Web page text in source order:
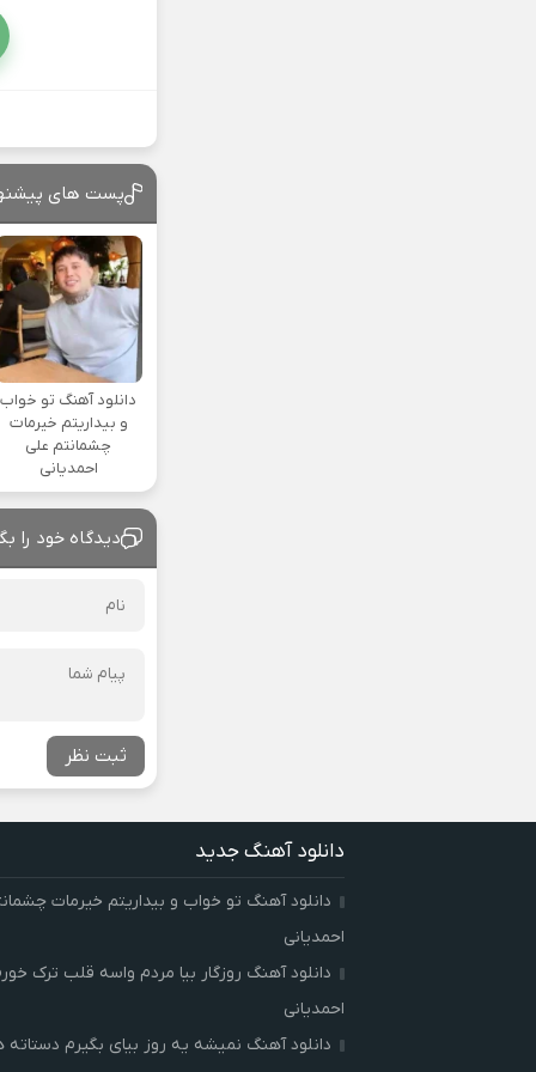
پست های
دانلود آهنگ تو خواب
و بیداریتم خیرمات
چشمانتم علی
احمدیانی
دیدگاه خود را
ثبت نظر
دانلود آهنگ جدید
دانلود آهنگ تو خواب و بیداریتم خیرمات
احمدیانی
دانلود آهنگ روزگار بیا مردم واسه قلب ترک
احمدیانی
دانلود آهنگ نمیشه یه روز بیای بگیرم